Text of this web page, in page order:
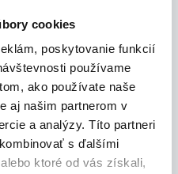
cookies
poskytovanie funkcií
používame
ako používate naše
aj našim partnerom v
a analýzy. Títo partneri
s ďalšími
ktoré od vás získali,
pri
pri rozvoze